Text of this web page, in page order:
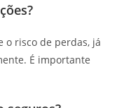
o risco de perdas, já
É importante